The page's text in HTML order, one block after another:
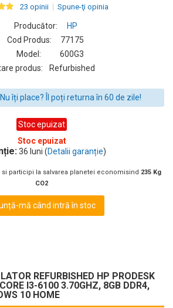
23 opinii Spune-ţi opinia
Producător:
HP
Cod Produs:
77175
Model:
600G3
produs:
Refurbished
îți place? Îl poți returna în 60 de zile!
Stoc epuizat
Stoc epuizat
36 luni (Detalii garanție)
participi la salvarea planetei economisind 235 Kg
CO2
mă când intră în stoc
REFURBISHED HP PRODESK
I3-6100 3.70GHZ, 8GB DDR4,
10 HOME